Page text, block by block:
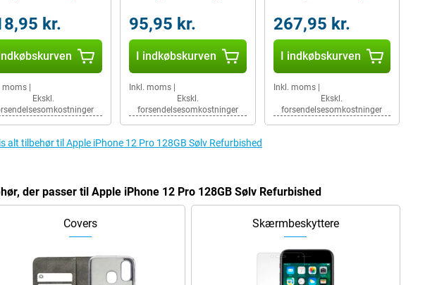
kr.
moms
Ekskl.
95,95 kr.
I indkøbskurven
Inkl. moms|
Ekskl.
forsendelsesomkostninger
267,95 kr.
I indkøbskurven
Inkl. moms|
Ekskl.
forsendelsesomkostninger
alt tilbehør til Apple iPhone 12 Pro 128GB Sølv Refurbished
der passer til Apple iPhone 12 Pro 128GB Sølv Refurbished
Covers Skærmbeskyttere